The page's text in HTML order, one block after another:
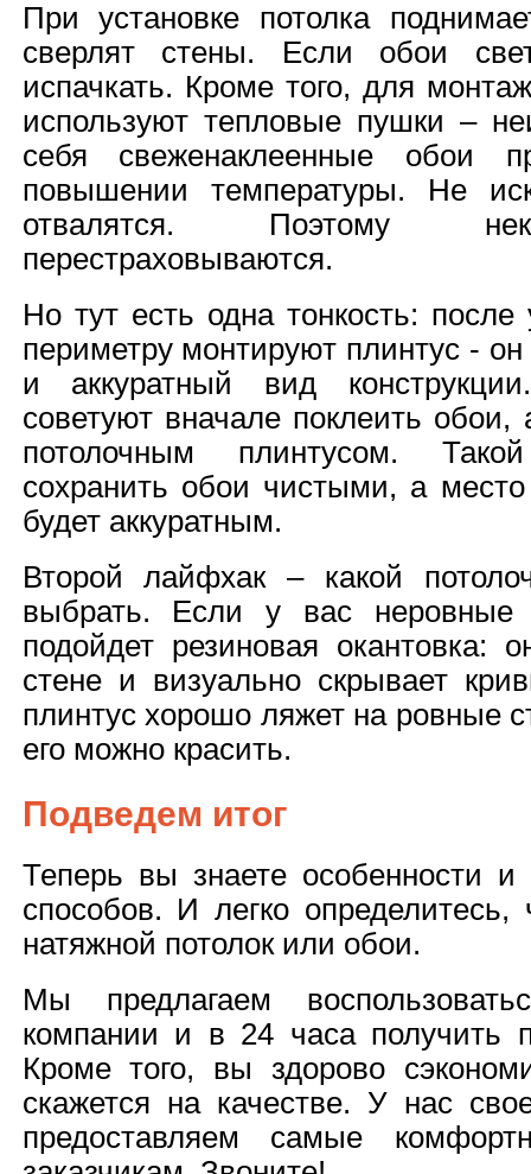
При установке потолка
сверлят стены. Если обои
испачкать. Кроме того, для
используют тепловые пушки –
себя свеженаклеенные обои
повышении температуры. Не
отвалятся. Поэтому
перестраховываются.
Но тут есть одна тонкость: после
периметру монтируют плинтус -
и аккуратный вид
советуют вначале поклеить обои,
потолочным плинтусом.
сохранить обои чистыми, а
будет аккуратным.
Второй лайфхак – какой
выбрать. Если у вас неровные
подойдет резиновая окантовка:
стене и визуально скрывает
плинтус хорошо ляжет на ровные
его можно красить.
Подведем итог
Теперь вы знаете особенности
способов. И легко определитесь,
натяжной потолок или обои.
Мы предлагаем
компании и в 24 часа получить
Кроме того, вы здорово
скажется на качестве. У нас
предоставляем самые